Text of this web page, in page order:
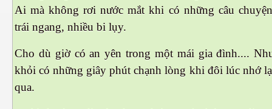
Ai mà không rơi nước mắt khi có những câu
trái ngang, nhiều bi lụy.
Cho dù giờ có an yên trong một mái gia đình....
khỏi có những giây phút chạnh lòng khi đôi lúc nhớ
qua.